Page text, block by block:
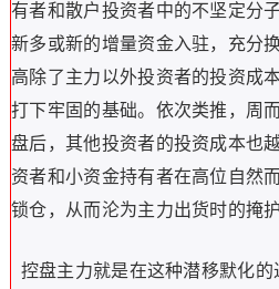
有者和散户投资者中的不坚定分
新多或新的增量资金入驻，充分
高除了主力以外投资者的投资成
打下牢固的基础。依次类推，周
盘后，其他投资者的投资成本也
资者和小资金持有者在高位自然
锁仓，从而沦为主力出货时的掩护
控盘主力就是在这种潜移默化